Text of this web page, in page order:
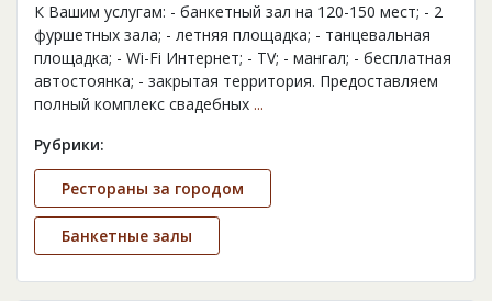
К Вашим услугам: - банкетный зал на 120-150 мест; - 2
фуршетных зала; - летняя площадка; - танцевальная
площадка; - Wi-Fi Интернет; - TV; - мангал; - бесплатная
автостоянка; - закрытая территория. Предоставляем
полный комплекс свадебных ...
Рубрики:
Рестораны за городом
Банкетные залы